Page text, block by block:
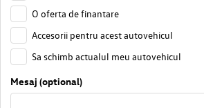
O oferta de finantare
Accesorii pentru acest autovehicul
Sa schimb actualul meu autovehicul
Mesaj (optional)